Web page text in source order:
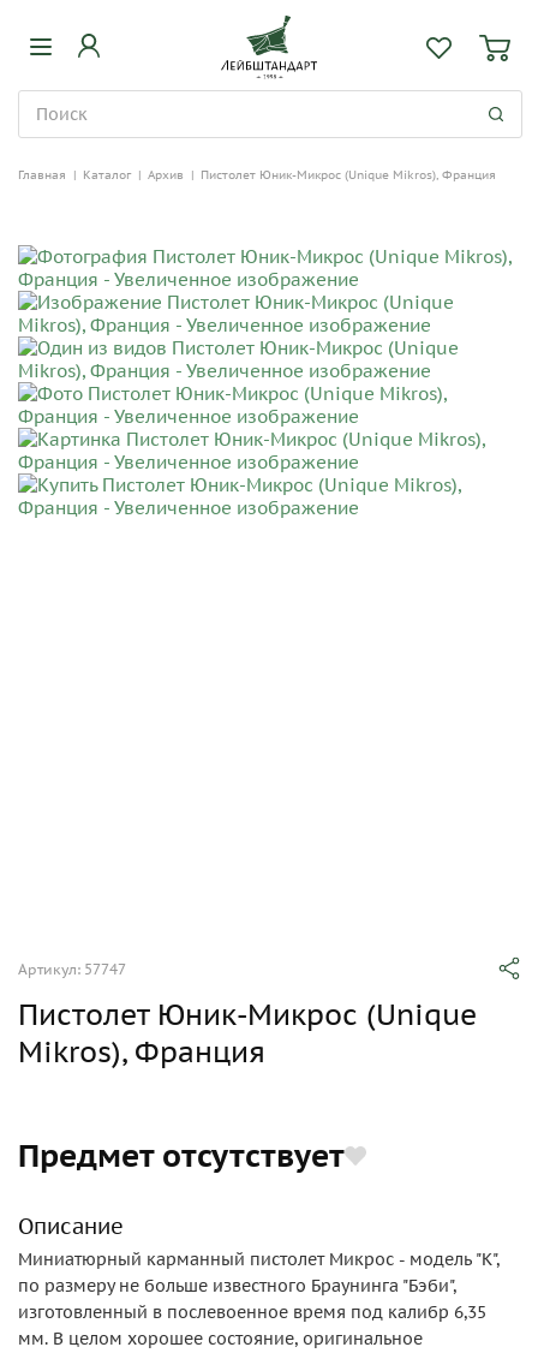
Главная | Каталог | Архив | Пистолет Юник-Микрос (Unique Mikros), Франция
Артикул: 57747
Пистолет Юник-Микрос (Unique
Mikros), Франция
Предмет отсутствует
Описание
Миниатюрный карманный пистолет Микрос - модель "К",
по размеру не больше известного Браунинга "Бэби",
изготовленный в послевоенное время под калибр 6,35
мм. В целом хорошее состояние, оригинальное